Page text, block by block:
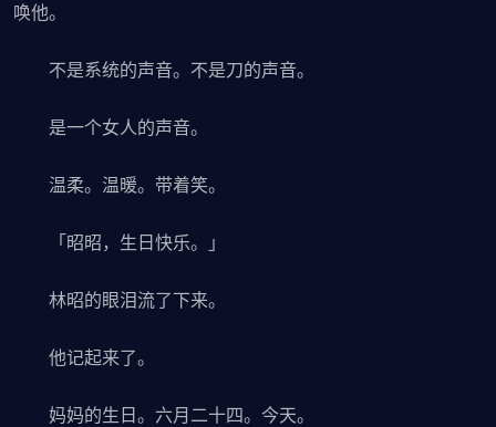
唤他。
不是系统的声音。不是刀的声音。
是一个女人的声音。
温柔。温暖。带着笑。
「昭昭，生日快乐。」
林昭的眼泪流了下来。
他记起来了。
妈妈的生日。六月二十四。今天。